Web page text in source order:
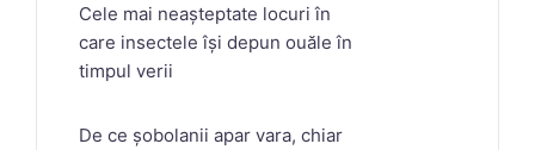
Cele mai neașteptate locuri în
care insectele își depun ouăle în
timpul verii
De ce șobolanii apar vara, chiar